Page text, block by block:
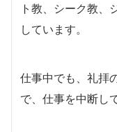
ト教、シーク教、
しています。
仕事中でも、礼拝
で、仕事を中断し